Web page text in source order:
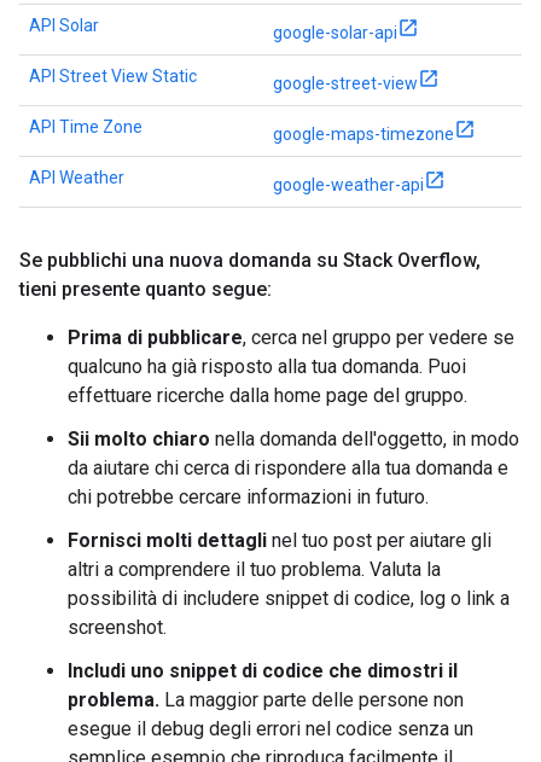
API Solar google-solar-api
API Street View Static google-street-view
API Time Zone google-maps-timezone
API Weather google-weather-api
Se pubblichi una nuova domanda su Stack Overflow,
tieni presente quanto segue:
Prima di pubblicare, cerca nel gruppo per vedere se
qualcuno ha già risposto alla tua domanda. Puoi
effettuare ricerche dalla home page del gruppo.
Sii molto chiaro nella domanda dell'oggetto, in modo
da aiutare chi cerca di rispondere alla tua domanda e
chi potrebbe cercare informazioni in futuro.
Fornisci molti dettagli nel tuo post per aiutare gli
altri a comprendere il tuo problema. Valuta la
possibilità di includere snippet di codice, log o link a
screenshot.
Includi uno snippet di codice che dimostri il
problema. La maggior parte delle persone non
esegue il debug degli errori nel codice senza un